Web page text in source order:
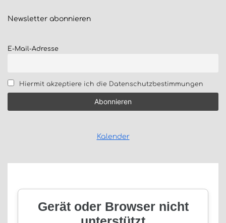
Newsletter abonnieren
E-Mail-Adresse
Hiermit akzeptiere ich die Datenschutzbestimmungen
Kalender